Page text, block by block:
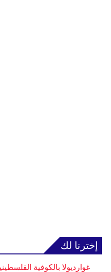
إخترنا لك
غوارديولا بالكوفية